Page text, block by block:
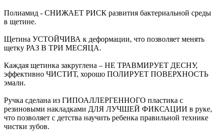
Полиамид - СНИЖАЕТ РИСК развития бактериальной среды
в щетине.
Щетина УСТОЙЧИВА к деформации, что позволяет менять
щетку РАЗ В ТРИ МЕСЯЦА.
Каждая щетинка закруглена – НЕ ТРАВМИРУЕТ ДЕСНУ,
эффективно ЧИСТИТ, хорошо ПОЛИРУЕТ ПОВЕРХНОСТЬ
эмали.
Ручка сделана из ГИПОАЛЛЕРГЕННОГО пластика с
резиновыми накладками ДЛЯ ЛУЧШЕЙ ФИКСАЦИИ в руке,
что позволяет с детства научить ребенка правильной технике
чистки зубов.